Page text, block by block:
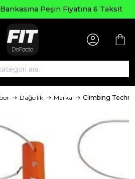
Peşin Fiyatına 6 Taksit
Dağcılık Marka Climbing